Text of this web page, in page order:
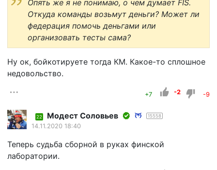
Опять же я не понимаю, о чем думает FIS.
Откуда команды возьмут деньги? Может ли
федерация помочь деньгами или
организовать тесты сама?
Ну ок, бойкотируете тогда КМ. Какое-то сплошное
недовольство.
+7 -2 -9
22 Модест Соловьев 15558
14.11.2020 18:40
Теперь судьба сборной в руках финской
лаборатории.